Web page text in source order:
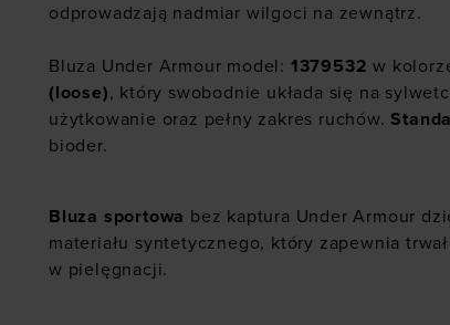
odprowadzają nadmiar wilgoci na zewnątrz.
Bluza Under Armour model: 1379532 w
(loose), który swobodnie układa się na
użytkowanie oraz pełny zakres ruchów.
bioder.
Bluza sportowa bez kaptura Under Armour
materiału syntetycznego, który zapewnia
w pielęgnacji.